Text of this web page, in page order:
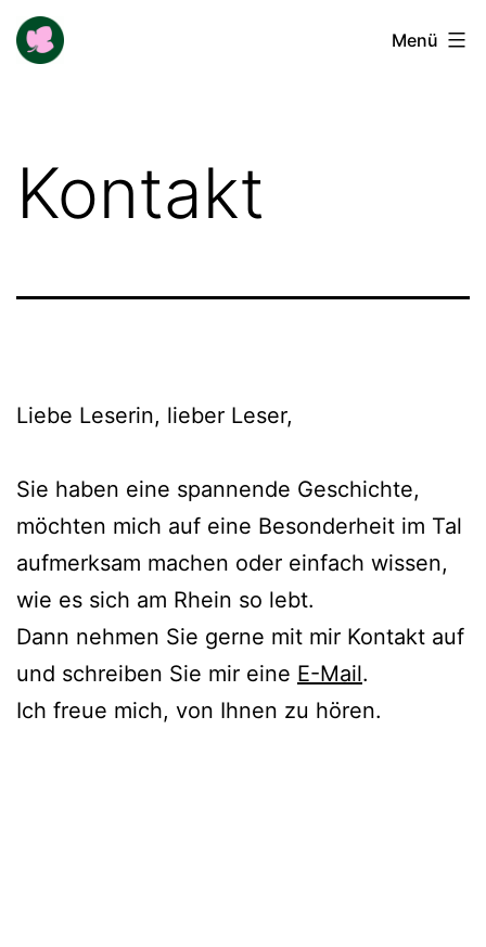
Zum
Inhalt
Buga-
Menü
Kontakt
Liebe Leserin, lieber Leser,
Sie haben eine spannende Geschichte,
möchten mich auf eine Besonderheit im Tal
aufmerksam machen oder einfach wissen,
wie es sich am Rhein so lebt.
Dann nehmen Sie gerne mit mir Kontakt auf
und schreiben Sie mir eine E-Mail.
Ich freue mich, von Ihnen zu hören.